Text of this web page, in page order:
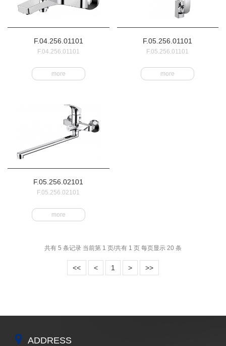
F.04.256.01101
F.04.256.01101
more
F.05.256.01101
F.05.256.01101
more
F.05.256.02101
F.05.256.02101
more
共有 5 条记录 当前第 1 页/共有 1 页 每页显示 20 条
<< < 1 > >>
ADDRESS